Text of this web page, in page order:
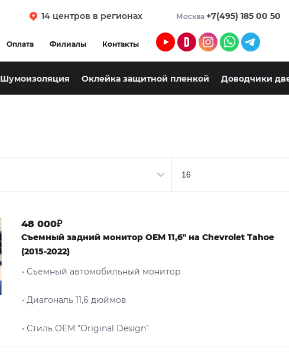
14 центров в регионах Москва +7(495) 185 00 50
Оплата Филиалы Контакты
Шумоизоляция Оклейка защитной пленкой Доводчики
48 000₽
Съемный задний монитор OEM 11,6" на Chevrolet Tahoe
(2015-2022)
• Съемный автомобильный монитор
• Диагональ 11,6 дюймов
• Стиль OEM "Original Design"